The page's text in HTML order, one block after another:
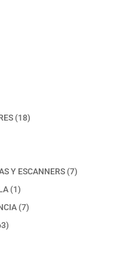
1818
Y ESCANNERS 77
11
producto
77
163